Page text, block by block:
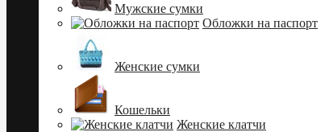
Мужские сумки
Обложки на паспорт
Женские сумки
Кошельки
Женские клатчи